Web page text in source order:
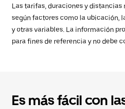
Las tarifas, duraciones y distancias
según factores como la ubicación,
y otras variables. La información
para fines de referencia y no debe
Es más fácil con